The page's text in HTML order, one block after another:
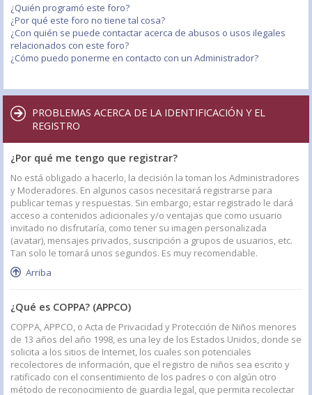
¿Quién programó este foro?
¿Por qué este foro no tiene tal cosa?
¿Con quién se puede contactar acerca de abusos o usos ilegales
relacionados con este foro?
¿Cómo puedo ponerme en contacto con un Administrador?
PROBLEMAS ACERCA DE LA IDENTIFICACIÓN Y EL
REGISTRO
¿Por qué me tengo que registrar?
No está obligado a hacerlo, la decisión la toman los Administradores
y Moderadores. En algunos casos necesitará registrarse para
publicar temas y respuestas. Sin embargo, estar registrado le dará
acceso a contenidos adicionales y/o ventajas que como usuario
invitado no disfrutaría, como tener su imagen personalizada
(avatar), mensajes privados, suscripción a grupos de usuarios, etc.
Tan solo le tomará unos segundos. Es muy recomendable.
Arriba
¿Qué es COPPA? (APPCO)
COPPA, APPCO, o Acta de Privacidad y Protección de Niños menores
de 13 años del año 1998, es una ley de los Estados Unidos, donde se
solicita a los sitios de Internet, los cuales son potenciales
recolectores de información, que el registro de niños sea escrito y
ratificado con el consentimiento de los padres o con algún otro
método de reconocimiento de guardia legal, que permita recolectar